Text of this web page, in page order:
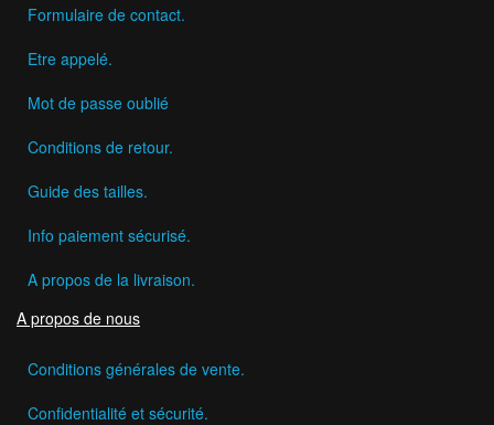
Formulaire de contact.
Etre appelé.
Mot de passe oublié
Conditions de retour.
Guide des tailles.
Info paiement sécurisé.
A propos de la livraison.
A propos de nous
Conditions générales de vente.
Confidentialité et sécurité.